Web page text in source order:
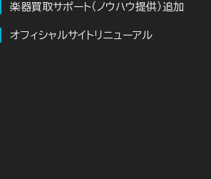
楽器買取サポート（ノウハウ提供）追加
オフィシャルサイトリニューアル